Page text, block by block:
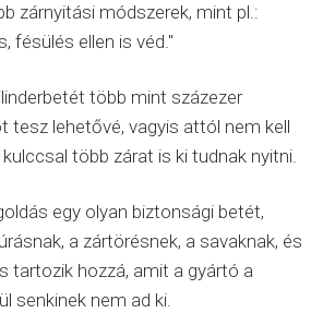
zárnyitási módszerek, mint pl.:
fésülés ellen is véd."
több mint százezer
tesz lehetővé, vagyis attól nem kell
több zárat is ki tudnak nyitni.
egy olyan biztonsági betét,
a zártörésnek, a savaknak, és
tartozik hozzá, amit a gyártó a
senkinek nem ad ki.